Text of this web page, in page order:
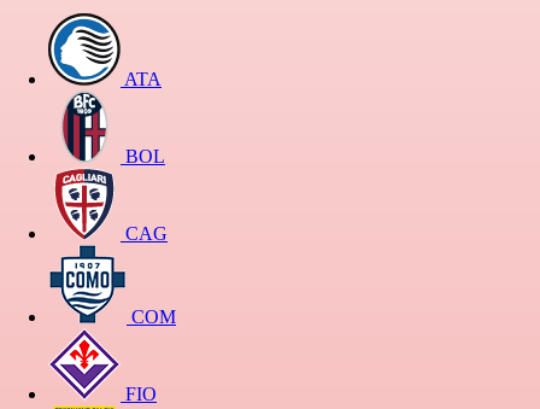
ATA
BOL
CAG
COM
FIO